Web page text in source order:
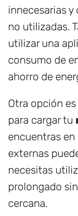
innecesarias
no utilizadas.
utilizar una
consumo de
ahorro de
Otra opción
para cargar tu
encuentras
externas
necesitas
prolongado
cercana.